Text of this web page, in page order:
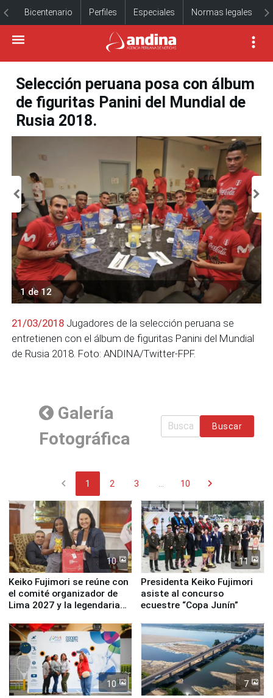
Bicentenario Perfiles Especiales Normas legales
Selección peruana posa con álbum
de figuritas Panini del Mundial de
Rusia 2018.
1 de 12
21/03/2018 Jugadores de la selección peruana se
entretienen con el álbum de figuritas Panini del Mundial
de Rusia 2018. Foto: ANDINA/Twitter-FPF.
Galería
Fotográfica
Buscar
chevron_left 1 2 3 10 chevron_right
10
Keiko Fujimori se reúne con
el comité organizador de
Lima 2027 y la legendaria
11
Presidenta Keiko Fujimori
asiste al concurso
ecuestre “Copa Junín”
10 7